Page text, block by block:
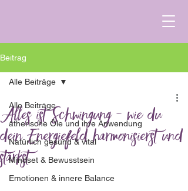
Beitrag
Alle Beiträge
ätherische Öle und ihre Anwendung
Natürlich gesund & vital
Mindset & Bewusstsein
Emotionen & innere Balance
Alle Beiträge
Alles ist Schwingung - wie du
dein Energiefeld harmonisierst und
stärkst